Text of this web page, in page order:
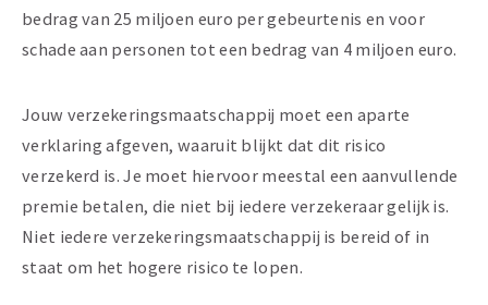
bedrag van 25 miljoen euro per gebeurtenis en voor
schade aan personen tot een bedrag van 4 miljoen euro.
Jouw verzekeringsmaatschappij moet een aparte
verklaring afgeven, waaruit blijkt dat dit risico
verzekerd is. Je moet hiervoor meestal een aanvullende
premie betalen, die niet bij iedere verzekeraar gelijk is.
Niet iedere verzekeringsmaatschappij is bereid of in
staat om het hogere risico te lopen.